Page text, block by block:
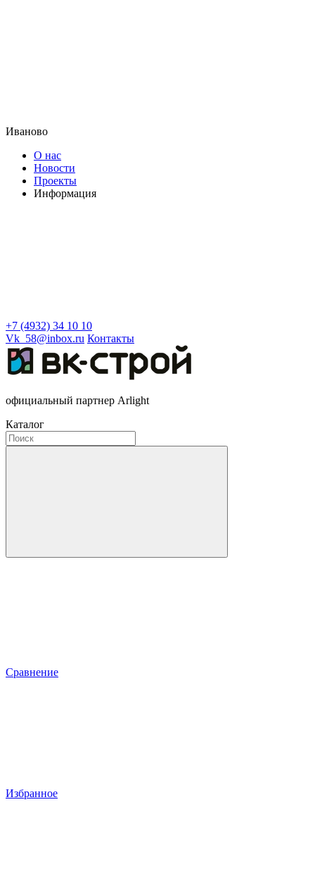
Иваново
О нас
Новости
Проекты
Информация
+7 (4932) 34 10 10
Vk_58@inbox.ru Контакты
официальный партнер Arlight
Каталог
Сравнение
Избранное